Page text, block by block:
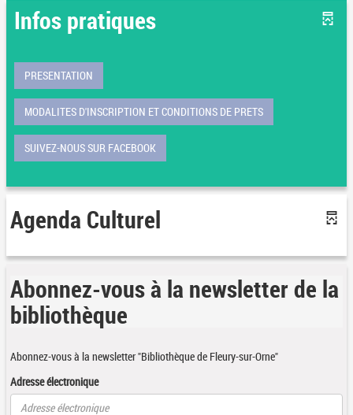
Infos pratiques
PRESENTATION
MODALITES D'INSCRIPTION ET CONDITIONS DE PRETS
SUIVEZ-NOUS SUR FACEBOOK
Agenda Culturel
Abonnez-vous à la newsletter de la
bibliothèque
Abonnez-vous à la newsletter "Bibliothèque de Fleury-sur-Orne"
Adresse électronique